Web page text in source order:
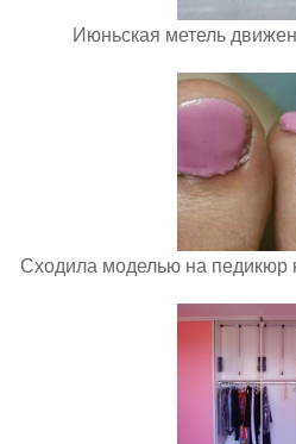
Июньская метель
Сходила моделью на педикюр